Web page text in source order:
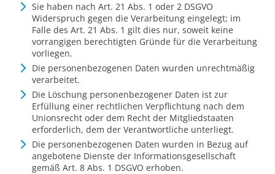
Sie haben nach Art. 21 Abs. 1 oder 2 DSGVO
Widerspruch gegen die Verarbeitung eingelegt; im
Falle des Art. 21 Abs. 1 gilt dies nur, soweit keine
vorrangigen berechtigten Gründe für die Verarbeitung
vorliegen.
Die personenbezogenen Daten wurden unrechtmäßig
verarbeitet.
Die Löschung personenbezogener Daten ist zur
Erfüllung einer rechtlichen Verpflichtung nach dem
Unionsrecht oder dem Recht der Mitgliedstaaten
erforderlich, dem der Verantwortliche unterliegt.
Die personenbezogenen Daten wurden in Bezug auf
angebotene Dienste der Informationsgesellschaft
gemäß Art. 8 Abs. 1 DSGVO erhoben.